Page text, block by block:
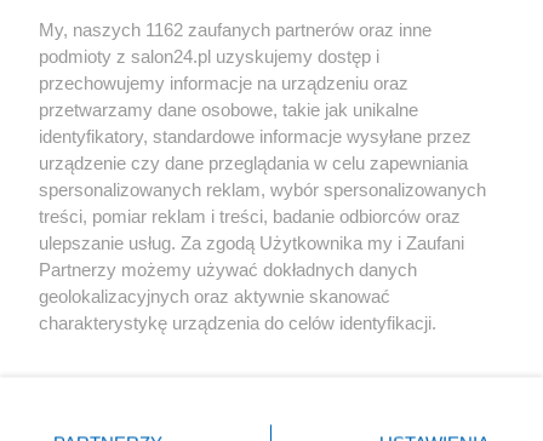
Społeczeństwo
Kultura
X Facebook Instagram Youtube
My, naszych 1162 zaufanych partnerów oraz inne
podmioty z salon24.pl uzyskujemy dostęp i
przechowujemy informacje na urządzeniu oraz
przetwarzamy dane osobowe, takie jak unikalne
identyfikatory, standardowe informacje wysyłane przez
urządzenie czy dane przeglądania w celu zapewniania
spersonalizowanych reklam, wybór spersonalizowanych
treści, pomiar reklam i treści, badanie odbiorców oraz
ulepszanie usług. Za zgodą Użytkownika my i Zaufani
Partnerzy możemy używać dokładnych danych
geolokalizacyjnych oraz aktywnie skanować
charakterystykę urządzenia do celów identyfikacji.
zmienić/wycofać klikając przycisk ustawień prywatności